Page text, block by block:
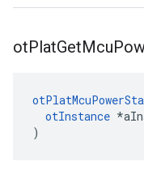
otPlatGetMcu
otInstance *
)